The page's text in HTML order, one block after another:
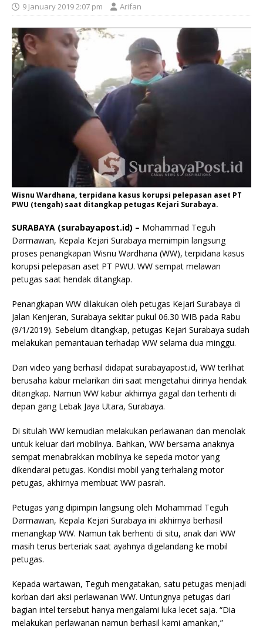
9 January 2019 2:07 pm Arifan
Wisnu Wardhana, terpidana kasus korupsi pelepasan aset PT
PWU (tengah) saat ditangkap petugas Kejari Surabaya.
SURABAYA (surabayapost.id) – Mohammad Teguh
Darmawan, Kepala Kejari Surabaya memimpin langsung
proses penangkapan Wisnu Wardhana (WW), terpidana kasus
korupsi pelepasan aset PT PWU. WW sempat melawan
petugas saat hendak ditangkap.
Penangkapan WW dilakukan oleh petugas Kejari Surabaya di
Jalan Kenjeran, Surabaya sekitar pukul 06.30 WIB pada Rabu
(9/1/2019). Sebelum ditangkap, petugas Kejari Surabaya sudah
melakukan pemantauan terhadap WW selama dua minggu.
Dari video yang berhasil didapat surabayapost.id, WW terlihat
berusaha kabur melarikan diri saat mengetahui dirinya hendak
ditangkap. Namun WW kabur akhirnya gagal dan terhenti di
depan gang Lebak Jaya Utara, Surabaya.
Di situlah WW kemudian melakukan perlawanan dan menolak
untuk keluar dari mobilnya. Bahkan, WW bersama anaknya
sempat menabrakkan mobilnya ke sepeda motor yang
dikendarai petugas. Kondisi mobil yang terhalang motor
petugas, akhirnya membuat WW pasrah.
Petugas yang dipimpin langsung oleh Mohammad Teguh
Darmawan, Kepala Kejari Surabaya ini akhirnya berhasil
menangkap WW. Namun tak berhenti di situ, anak dari WW
masih terus berteriak saat ayahnya digelandang ke mobil
petugas.
Kepada wartawan, Teguh mengatakan, satu petugas menjadi
korban dari aksi perlawanan WW. Untungnya petugas dari
bagian intel tersebut hanya mengalami luka lecet saja. “Dia
melakukan perlawanan namun berhasil kami amankan,”